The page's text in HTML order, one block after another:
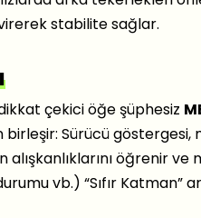
stabilite sağlar.
çekici öğe şüphesiz
Sürücü göstergesi,
öğrenir
vb.) “Sıfır Katman”